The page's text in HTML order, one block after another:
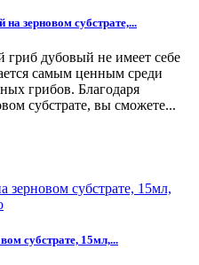
зерновом субстрате,...
гриб дубовый не имеет себе
самым ценным среди
грибов. Благодаря
субстрате, вы сможете...
субстрате, 15мл,...